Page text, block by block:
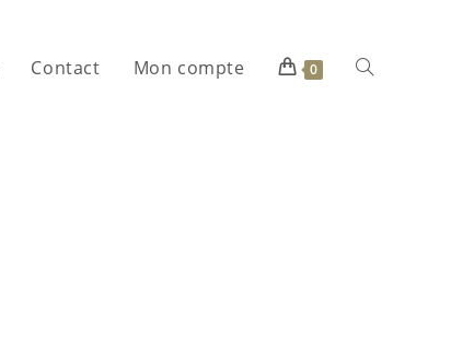
Contact Mon compte 0